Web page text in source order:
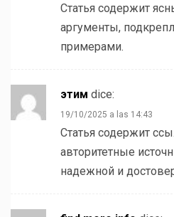
Статья содержит
аргументы,
примерами.
этим dice:
19/10/2025 a las 14:43
Статья содержит
авторитетные
надежной и